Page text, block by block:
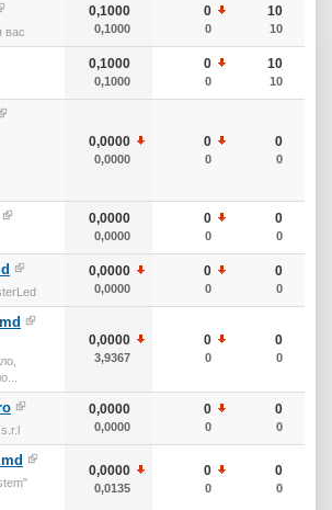
вас
0,1000
0,1000
0
0
10
10
0,1000
0,1000
0
0
10
10
0,0000
0,0000
0
0
0
0
0,0000
0,0000
0
0
0
0
0,0000
0,0000
0
0
0
0
0,0000
3,9367
0
0
0
0
0,0000
0,0000
0
0
0
0
0,0000
0,0135
0
0
0
0